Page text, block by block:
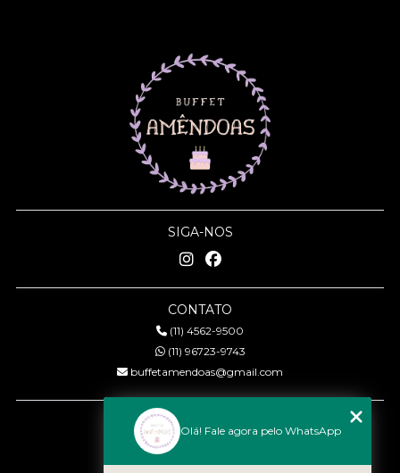
SIGA-NOS
CONTATO
(11) 4562-9500
(11) 96723-9743
buffetamendoas@gmail.com
MENU
Quem somos
Olá! Fale agora pelo WhatsApp